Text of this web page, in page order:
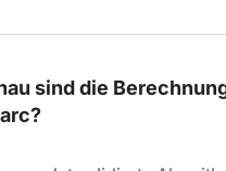
sind die